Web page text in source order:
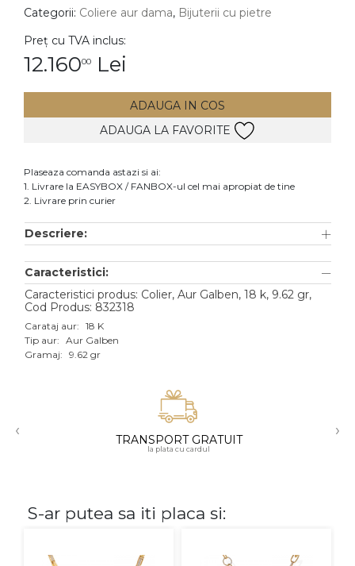
Cercei
Accesorii
Aur alb
Aur roz
Aur mixt
18K
Cu pietre
Categorii: Coliere aur dama, Bijuterii cu pietre
Preț cu TVA inclus:
12.16000 Lei
ADAUGA IN COS
ADAUGA LA FAVORITE
Plaseaza comanda astazi si ai:
1. Livrare la EASYBOX / FANBOX-ul cel mai apropiat de tine
2. Livrare prin curier
Descriere:
Caracteristici:
Caracteristici produs: Colier, Aur Galben, 18 k, 9.62 gr,
Cod Produs: 832318
Carataj aur: 18 K
Tip aur: Aur Galben
Gramaj: 9.62 gr
‹ TRANSPORT GRATUIT
la plata cu cardul
›
S-ar putea sa iti placa si: